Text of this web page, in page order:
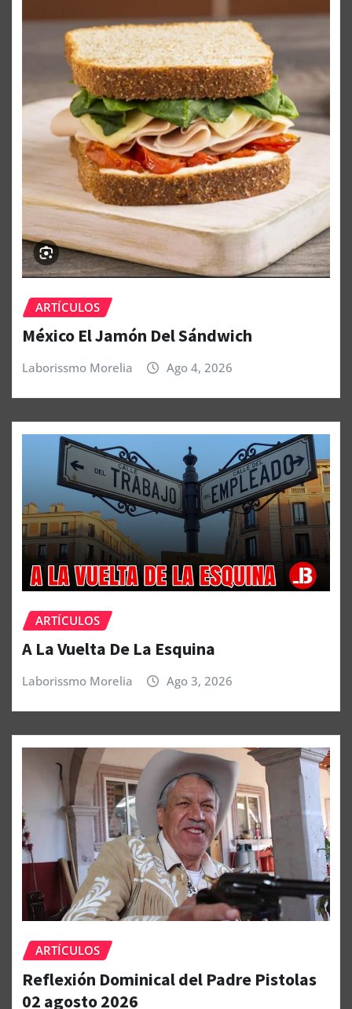
ARTÍCULOS
México El Jamón Del Sándwich
Laborissmo Morelia Ago 4, 2026
ARTÍCULOS
A La Vuelta De La Esquina
Laborissmo Morelia Ago 3, 2026
ARTÍCULOS
Reflexión Dominical del Padre Pistolas
02 agosto 2026